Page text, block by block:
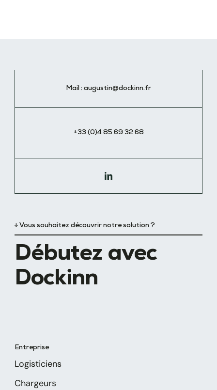
Mail : augustin@dockinn.fr
+33 (0)4 85 69 32 68
↓ Vous souhaitez découvrir notre solution ?
Débutez avec
Dockinn
Entreprise
Logisticiens
Chargeurs